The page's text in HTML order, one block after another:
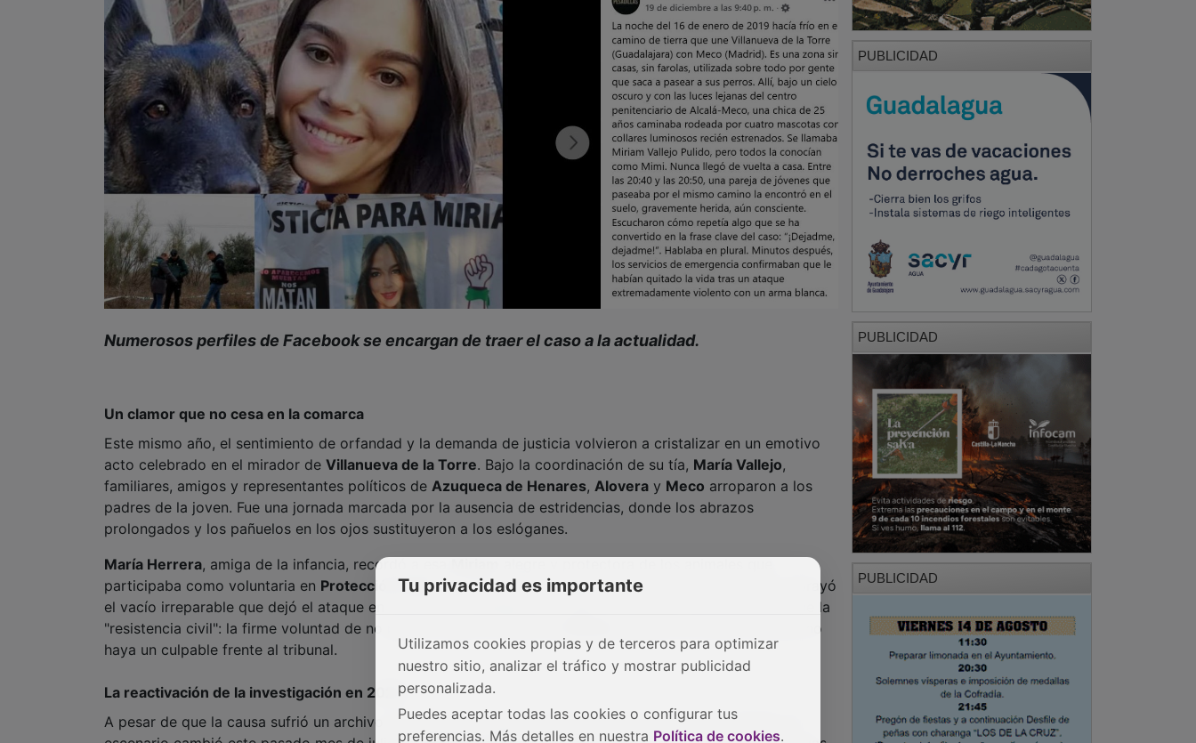
Numerosos perfiles de Facebook se encargan de traer el caso a la actualidad.
Un clamor que no cesa en la comarca
Este mismo año, el sentimiento de orfandad y la demanda de justicia volvieron a cristalizar en un emotivo
acto celebrado en el mirador de Villanueva de la Torre. Bajo la coordinación de su tía, María Vallejo,
familiares, amigos y representantes políticos de Azuqueca de Henares, Alovera y Meco arroparon a los
padres de la joven. Fue una jornada marcada por la ausencia de estridencias, donde los abrazos
prolongados y los pañuelos en los ojos sustituyeron a los eslóganes.
María Herrera, amiga de la infancia, recordó a esa
participaba como voluntaria en Protección Civil. Su intervención, cargada de anécdotas cotidianas, subrayó
el vacío irreparable que dejó el ataque en una familia trabajadora y unida. El mensaje central del acto fue la
"resistencia civil": la firme voluntad de no permitir que el nombre de
caiga en el olvido mientras no
haya un culpable frente al tribunal.
La reactivación de la investigación en 2025
A pesar de que la causa sufrió un archivo provisional en mayo de 2022 por falta de pruebas sólidas, el
PUBLICIDAD
PUBLICIDAD
PUBLICIDAD
Tu privacidad es importante
Utilizamos cookies propias y de terceros para optimizar
nuestro sitio, analizar el tráfico y mostrar publicidad
personalizada.
Puedes aceptar todas las cookies o configurar tus
preferencias. Más detalles en nuestra Política de cookies.